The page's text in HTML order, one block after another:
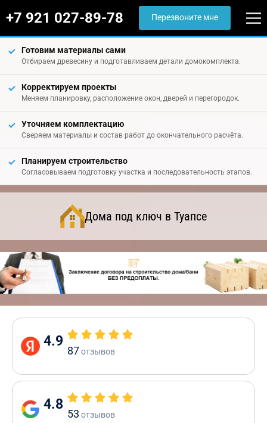
+7 921 027-89-78 Перезвоните мне
Готовим материалы сами
Отбираем древесину и подготавливаем детали домокомплекта.
Корректируем проекты
Меняем планировку, расположение окон, дверей и перегородок.
Уточняем комплектацию
Сверяем материалы и состав работ до окончательного расчёта.
Планируем строительство
Согласовываем подготовку участка и последовательность этапов.
Дома под ключ в Туапсе
4.9
87отзывов
4.8
53 отзывов